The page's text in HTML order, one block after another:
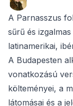
A Parnasszus
sűrű és
latinamerikai,
A Budapesten
vonatkozású
költeményei, a
látomásai és a